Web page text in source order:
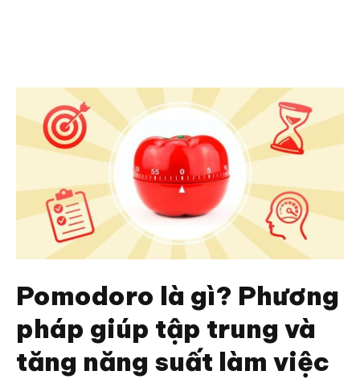
Pomodoro là gì? Phương
pháp giúp tập trung và
tăng năng suất làm việc